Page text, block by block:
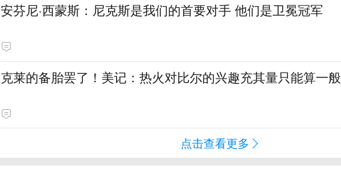
安芬尼·西蒙斯：尼克斯是我们的首要对手 他们是卫冕冠军
克莱的备胎罢了！美记：热火对比尔的兴趣充其量只能算一般
点击查看更多